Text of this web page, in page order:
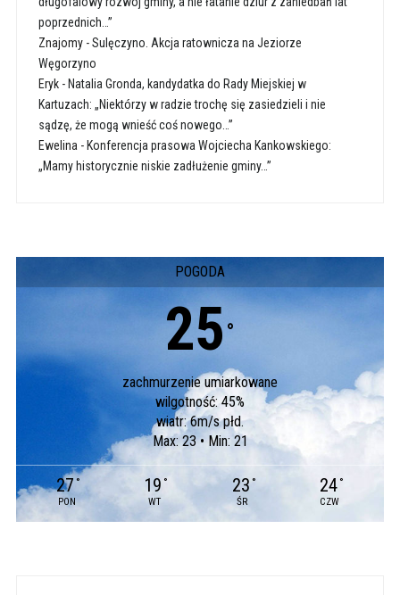
poprzednich…”
Znajomy-Sulęczyno. Akcja ratownicza na Jeziorze
Węgorzyno
Eryk- Natalia Gronda, kandydatka do Rady Miejskiej w
Kartuzach: „Niektórzy w radzie trochę się zasiedzieli i nie
sądzę, że mogą wnieść coś nowego…”
Ewelina - Konferencja prasowa Wojciecha Kankowskiego:
„Mamy historycznie niskie zadłużenie gminy…”
POGODA
25 °
zachmurzenie umiarkowane
wilgotność: 45%
wiatr: 6m/s płd.
Max: 23 • Min: 21
27 °
PON
19 °
WT
23 °
ŚR
24 °
CZW